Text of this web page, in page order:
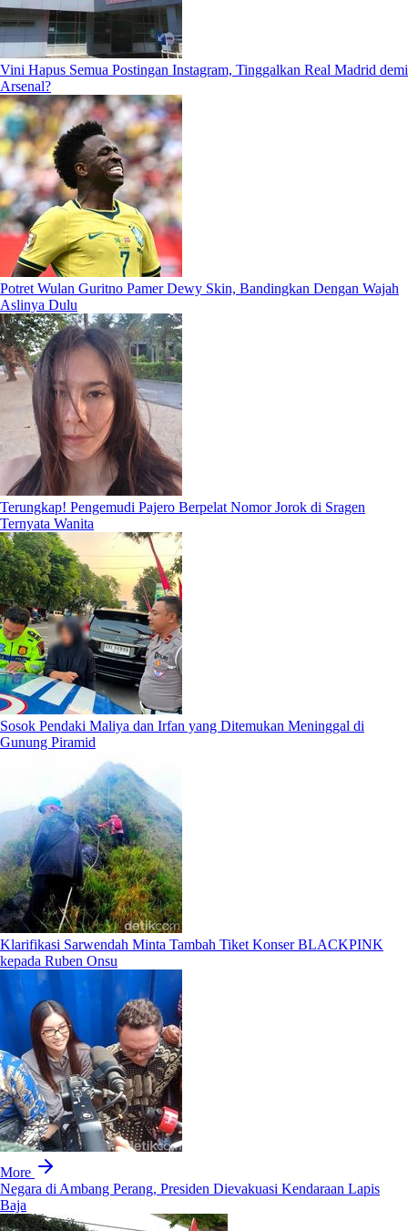
Vini Hapus Semua Postingan Instagram, Tinggalkan Real Madrid demi
Arsenal?
Potret Wulan Guritno Pamer Dewy Skin, Bandingkan Dengan Wajah
Aslinya Dulu
Terungkap! Pengemudi Pajero Berpelat Nomor Jorok di Sragen
Ternyata Wanita
Sosok Pendaki Maliya dan Irfan yang Ditemukan Meninggal di
Gunung Piramid
Klarifikasi Sarwendah Minta Tambah Tiket Konser BLACKPINK
kepada Ruben Onsu
More
Negara di Ambang Perang, Presiden Dievakuasi Kendaraan Lapis
Baja